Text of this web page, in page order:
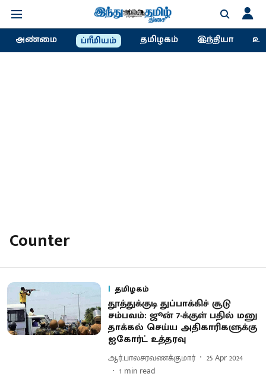
அண்மை ப்ரீமியம் தமிழகம் இந்தியா
Counter
தமிழகம்
தூத்துக்குடி துப்பாக்கிச் சூடு
சம்பவம்: ஜூன் 7-க்குள் பதில் மனு
தாக்கல் செய்ய அதிகாரிகளுக்கு
ஐகோர்ட் உத்தரவு
ஆர்.பாலசரவணக்குமார்
25 Apr 2024
1 min read